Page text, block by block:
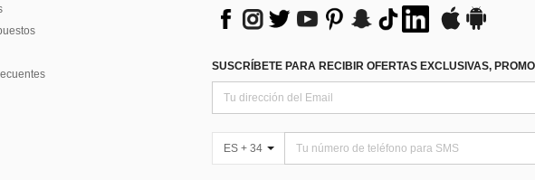
SUSCRÍBETE PARA RECIBIR OFERTAS EXCLUSIVAS,
ES + 34